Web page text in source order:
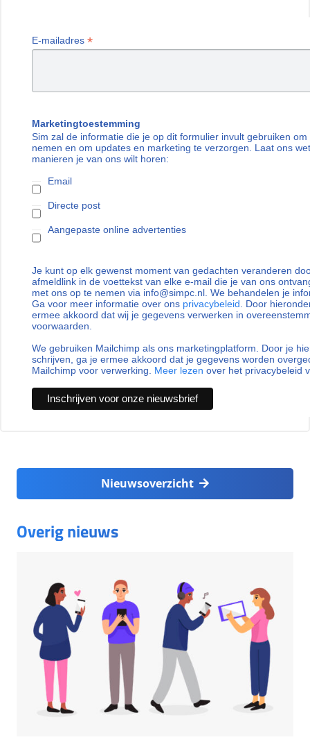
E-mailadres *
Marketingtoestemming
Sim zal de informatie die je op dit formulier invult gebruiken
nemen en om updates en marketing te verzorgen. Laat ons
manieren je van ons wilt horen:
Email
Directe post
Aangepaste online advertenties
Je kunt op elk gewenst moment van gedachten veranderen
afmeldlink in de voettekst van elke e-mail die je van ons
met ons op te nemen via info@simpc.nl. We behandelen je
Ga voor meer informatie over ons privacybeleid . Door
ermee akkoord dat wij je gegevens verwerken in
voorwaarden.
We gebruiken Mailchimp als ons marketingplatform. Door je
schrijven, ga je ermee akkoord dat je gegevens worden
Mailchimp voor verwerking. Meer lezen over het privacybeleid
Nieuwsoverzicht
Overig nieuws